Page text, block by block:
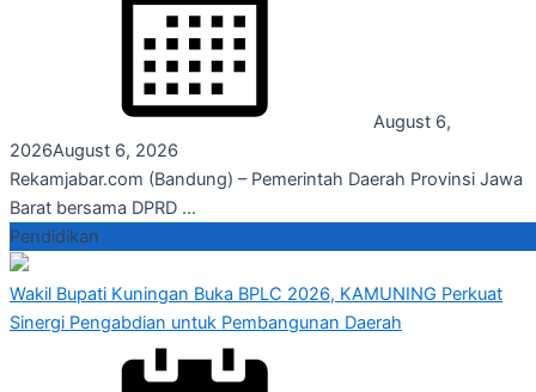
August 6,
2026August 6, 2026
Rekamjabar.com (Bandung) – Pemerintah Daerah Provinsi Jawa
Barat bersama DPRD ...
Pendidikan
Wakil Bupati Kuningan Buka BPLC 2026, KAMUNING Perkuat
Sinergi Pengabdian untuk Pembangunan Daerah